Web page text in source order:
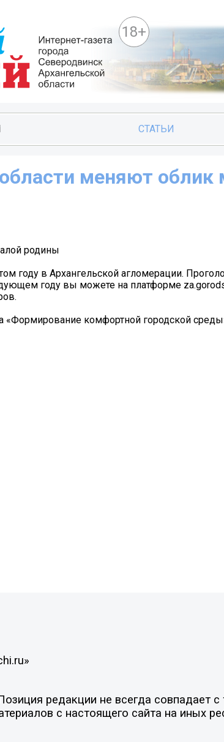
18+
СТАТЬИ
меняют облик
родины
году в Архангельской агломерации.
году вы можете на платформе
«Формирование комфортной городской
редакции не всегда совпадает с
с настоящего сайта на иных